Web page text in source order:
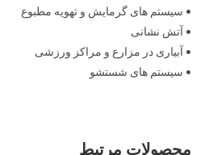
• سیستم های گرمایش و تهویه مطبوع
• آتش نشانی
• آبیاری در مزارع و مراکز ورزشی
• سیستم های شستشو
محصولات مرتبط